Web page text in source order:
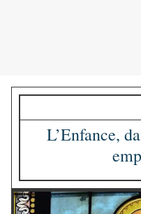
L’Enfance,